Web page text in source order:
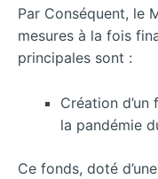
Par Conséquent, le
mesures à la fois
principales sont :
Création
la pandémie
Ce fonds, doté